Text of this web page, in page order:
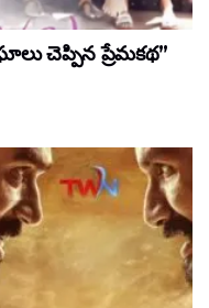
చెప్పిన ప్రేమకథ”